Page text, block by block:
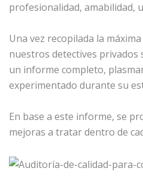
profesionalidad, amabilidad,
Una vez recopilada la
nuestros detectives privados
un informe completo,
experimentado durante su
En base a este informe, se
mejoras a tratar dentro de